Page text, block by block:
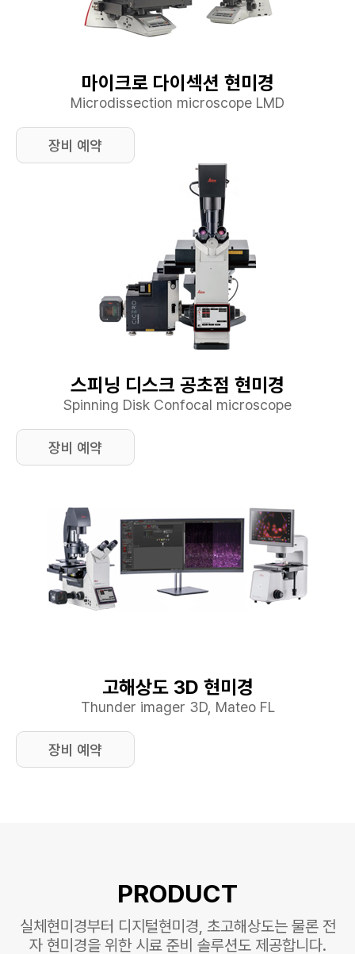
마이크로 다이섹션 현미경
Microdissection microscope LMD
장비 예약
스피닝 디스크 공초점 현미경
Spinning Disk Confocal microscope
장비 예약
고해상도 3D 현미경
Thunder imager 3D, Mateo FL
장비 예약
PRODUCT
실체현미경부터 디지털현미경, 초고해상도는 물론 전
자 현미경을 위한 시료 준비 솔루션도 제공합니다.